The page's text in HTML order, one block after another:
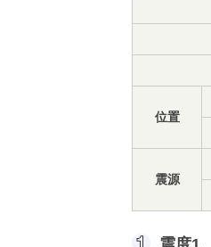
位置
震源